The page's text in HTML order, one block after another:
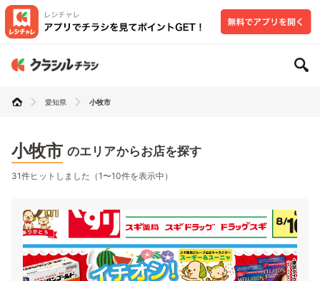
愛知県 小牧市
小牧市 のエリアからお店を探す
31件ヒットしました（1〜10件を表示中）